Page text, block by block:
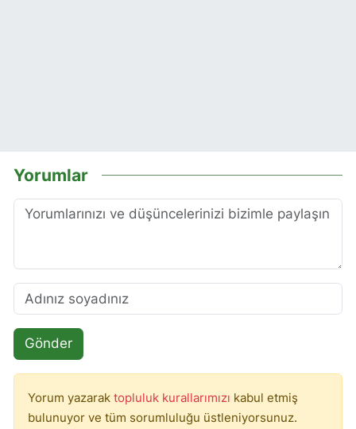
Yorumlar
Gönder
Yorum yazarak topluluk kurallarımızı kabul etmiş
bulunuyor ve tüm sorumluluğu üstleniyorsunuz.